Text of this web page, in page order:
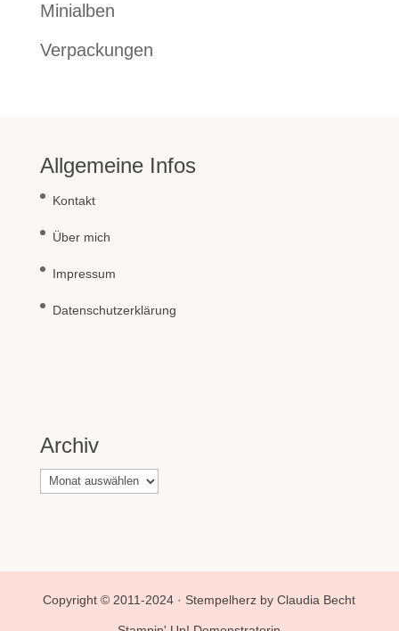
Minialben
Verpackungen
Allgemeine Infos
Kontakt
Über mich
Impressum
Datenschutzerklärung
Archiv
Archiv
Copyright © 2011-2024 · Stempelherz by Claudia Becht